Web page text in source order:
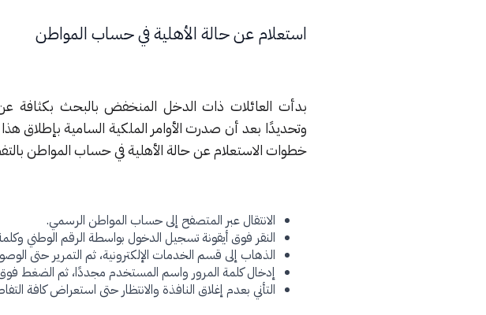
استعلام عن حالة الأهلية في حساب المواطن
وتحديدًا بعد أن صدرت الأوامر الملكية السامية بإطلاق هذا
خطوات الاستعلام عن حالة الأهلية في حساب المواطن
الانتقال عبر المتصفح إلى حساب المواطن الرسمي.
النقر فوق أيقونة تسجيل الدخول بواسطة الرقم الوطني
الذهاب إلى قسم الخدمات الإلكترونية، ثم التمرير حتى
إدخال كلمة المرور واسم المستخدم مجددًا، ثم الضغط فوق
التأني بعدم إغلاق النافذة والانتظار حتى استعراض كافة